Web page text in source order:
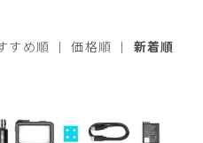
すめ順 |価格順 | 新着順